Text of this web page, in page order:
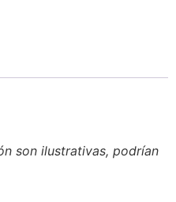
son ilustrativas, podrían